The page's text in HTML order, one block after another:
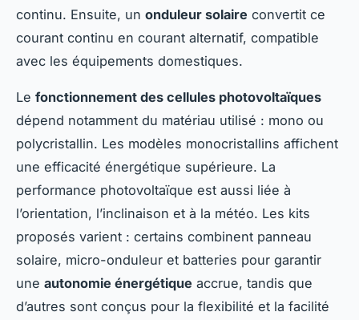
continu. Ensuite, un onduleur solaire convertit ce
courant continu en courant alternatif, compatible
avec les équipements domestiques.
Le fonctionnement des cellules photovoltaïques
dépend notamment du matériau utilisé : mono ou
polycristallin. Les modèles monocristallins affichent
une efficacité énergétique supérieure. La
performance photovoltaïque est aussi liée à
l’orientation, l’inclinaison et à la météo. Les kits
proposés varient : certains combinent panneau
solaire, micro-onduleur et batteries pour garantir
une autonomie énergétique accrue, tandis que
d’autres sont conçus pour la flexibilité et la facilité